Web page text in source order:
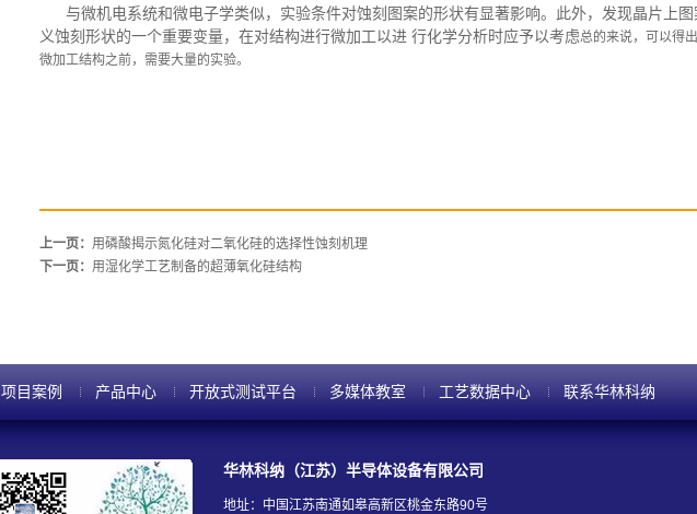
与微机电系统和微电子学类似，实验条件对蚀刻图案的形状有显著影响。此外，发现晶片上图
义蚀刻形状的一个重要变量，在对结构进行微加工以进 行化学分析时应予以考虑总的来说，可以得
微加工结构之前，需要大量的实验。
上一页： 用磷酸揭示氮化硅对二氧化硅的选择性蚀刻机理
下一页： 用湿化学工艺制备的超薄氧化硅结构
项目案例 产品中心 开放式测试平台 多媒体教室 工艺数据中心 联系华林科纳
华林科纳（江苏）半导体设备有限公司
地址：中国江苏南通如皋高新区桃金东路90号